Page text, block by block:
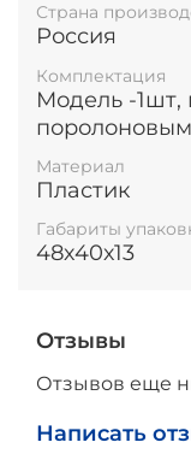
Страна
Россия
Комплектация
Модель -1шт,
Материал
Пластик
Габариты
48х40х13
Отзывы
Отзывов еще
Написать